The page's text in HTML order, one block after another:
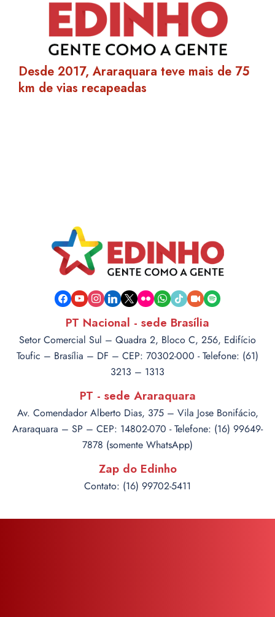
Desde 2017, Araraquara teve mais de 75
km de vias recapeadas
facebook
youtubeinstagram
linkedin
x flickrwhatsapp
tiktokvideo-spotify
PT Nacional - sede Brasília
Setor Comercial Sul – Quadra 2, Bloco C, 256, Edifício
Toufic – Brasília – DF – CEP: 70302-000 - Telefone: (61)
3213 – 1313
PT - sede Araraquara
Av. Comendador Alberto Dias, 375 – Vila Jose Bonifácio,
Araraquara – SP – CEP: 14802-070 - Telefone: (16) 99649-
7878 (somente WhatsApp)
Zap do Edinho
Contato: (16) 99702-5411